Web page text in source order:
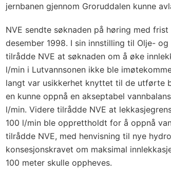
jernbanen gjennom Groruddalen kunne
NVE sendte søknaden på høring med
desember 1998. I sin innstilling til Olje-
tilrådde NVE at søknaden om å øke
l/min i Lutvannsonen ikke ble
langt var usikkerhet knyttet til de utførte
en kunne oppnå en akseptabel
l/min. Videre tilrådde NVE at
100 l/min ble opprettholdt for å oppnå
tilrådde NVE, med henvisning til nye
konsesjonskravet om maksimal
100 meter skulle oppheves.